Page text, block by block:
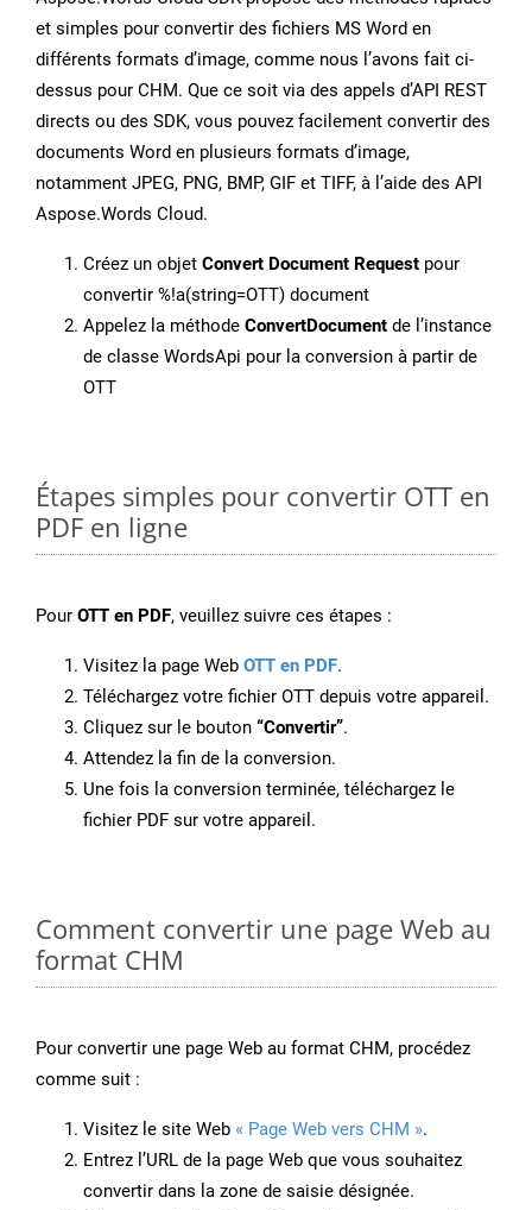
et simples pour convertir des fichiers MS Word en
différents formats d’image, comme nous l’avons fait ci-
dessus pour CHM. Que ce soit via des appels d’API REST
directs ou des SDK, vous pouvez facilement convertir des
documents Word en plusieurs formats d’image,
notamment JPEG, PNG, BMP, GIF et TIFF, à l’aide des API
Aspose.Words Cloud.
Créez un objet Convert Document Request pour
convertir %!a(string=OTT) document
Appelez la méthode ConvertDocument de l’instance
de classe WordsApi pour la conversion à partir de
OTT
Étapes simples pour convertir OTT en
PDF en ligne
Pour OTT en PDF, veuillez suivre ces étapes :
Visitez la page Web OTT en PDF.
Téléchargez votre fichier OTT depuis votre appareil.
Cliquez sur le bouton “Convertir”.
Attendez la fin de la conversion.
Une fois la conversion terminée, téléchargez le
fichier PDF sur votre appareil.
Comment convertir une page Web au
format CHM
Pour convertir une page Web au format CHM, procédez
comme suit :
Visitez le site Web « Page Web vers CHM ».
Entrez l’URL de la page Web que vous souhaitez
convertir dans la zone de saisie désignée.